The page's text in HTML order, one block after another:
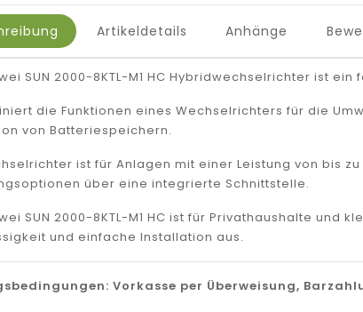
Artikeldetails Anhänge
SUN 2000-8KTL-M1 HC Hybridwechselrichter ist
die Funktionen eines Wechselrichters für die
von Batteriespeichern.
ist für Anlagen mit einer Leistung von bis
über eine integrierte Schnittstelle.
SUN 2000-8KTL-M1 HC ist für Privathaushalte
und einfache Installation aus.
Vorkasse per Überweisung,